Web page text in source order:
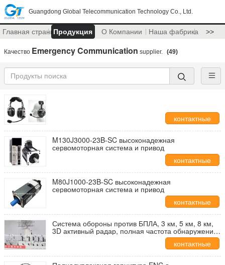
Guangdong Global Telecommunication Technology Co., Ltd.
Главная страницаПродукция О Компании Наша фабрика >>
Качество Emergency Communication supplier. (49)
контактные
данные
M130J3000-23B-SC высоконадежная
сервомоторная система и привод
контактные
данные
M80J1000-23B-SC высоконадежная
сервомоторная система и привод
контактные
данные
Система обороны против БПЛА, 3 км, 5 км, 8 км,
3D активный радар, полная частота обнаружения,
GPS подделки и полная частота сбоя
контактные
данные